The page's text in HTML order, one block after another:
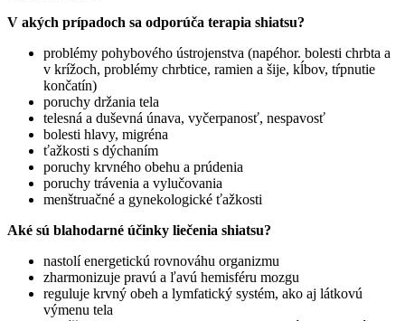
V akých prípadoch sa odporúča terapia shiatsu?
problémy pohybového ústrojenstva (napéhor. bolesti chrbta a
v krížoch, problémy chrbtice, ramien a šije, kĺbov, tŕpnutie
končatín)
poruchy držania tela
telesná a duševná únava, vyčerpanosť, nespavosť
bolesti hlavy, migréna
ťažkosti s dýchaním
poruchy krvného obehu a prúdenia
poruchy trávenia a vylučovania
menštruačné a gynekologické ťažkosti
Aké sú blahodarné účinky liečenia shiatsu?
nastolí energetickú rovnováhu organizmu
zharmonizuje pravú a ľavú hemisféru mozgu
reguluje krvný obeh a lymfatický systém, ako aj látkovú
výmenu tela